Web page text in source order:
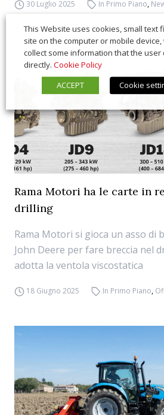
30 Luglio 2025 In Primo Piano,
Rama Motori ha le carte in
drilling
Rama Motori si gioca un asso di
John Deere per fare breccia nel
adotta la ventola viscostatica
18 Giugno 2025 In Primo Piano,
This Website uses cookies, small text
site on the computer or mobile
collect some information that the
directly. Cookie Policy
ACCEPT
Cookie